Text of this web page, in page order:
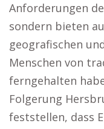
Anforderungen
sondern bieten
geografischen
Menschen von
ferngehalten
Folgerung
feststellen, dass